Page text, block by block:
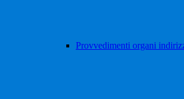
Provvedimenti organi